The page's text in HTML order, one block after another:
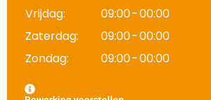
Vrijdag:
09:00-00:00
Zaterdag:
09:00-00:00
Zondag:
09:00-00:00